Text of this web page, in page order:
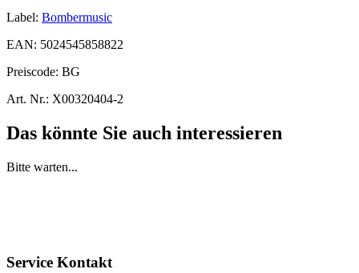
Label: Bombermusic
EAN: 5024545858822
Preiscode: BG
Art. Nr.: X00320404-2
Das könnte Sie auch interessieren
Bitte warten...
Service Kontakt